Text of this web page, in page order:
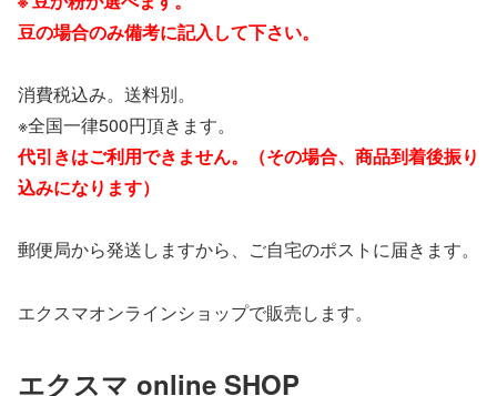
豆の場合のみ備考に記入して下さい。
消費税込み。送料別。
※全国一律500円頂きます。
代引きはご利用できません。（その場合、商品到着後振り
込みになります）
郵便局から発送しますから、ご自宅のポストに届きます。
エクスマオンラインショップで販売します。
エクスマ online SHOP